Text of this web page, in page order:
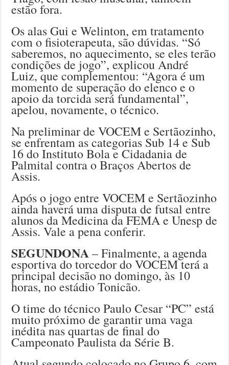
estão fora.
Os alas Gui e Welinton, em tratamento
com o fisioterapeuta, são dúvidas. “Só
saberemos, no aquecimento, se eles terão
condições de jogo”, explicou André
Luiz, que complementou: “Agora é um
momento de superação do elenco e o
apoio da torcida será fundamental”,
apelou, novamente, o técnico.
Na preliminar de VOCEM e Sertãozinho,
se enfrentam as categorias Sub 14 e Sub
16 do Instituto Bola e Cidadania de
Palmital contra o Braços Abertos de
Assis.
Após o jogo entre VOCEM e Sertãozinho
ainda haverá uma disputa de futsal entre
alunos da Medicina da FEMA e Unesp de
Assis. Vale a pena conferir.
SEGUNDONA– Finalmente, a agenda
esportiva do torcedor do VOCEM terá a
principal decisão no domingo, às 10
horas, no estádio Tonicão.
O time do técnico Paulo Cesar “PC” está
muito próximo de garantir uma vaga
inédita nas quartas de final do
Campeonato Paulista da Série B.